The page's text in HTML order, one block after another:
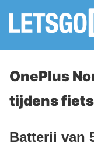
OnePlus
tijdens
Batterij van